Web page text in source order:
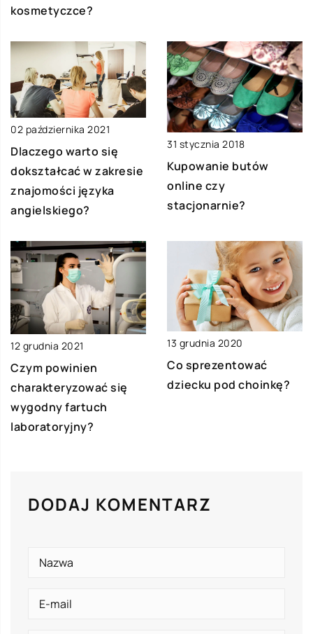
kosmetyczce?
02 października 2021
Dlaczego warto się
dokształcać w zakresie
znajomości języka
angielskiego?
31 stycznia 2018
Kupowanie butów
online czy
stacjonarnie?
12 grudnia 2021
Czym powinien
charakteryzować się
wygodny fartuch
laboratoryjny?
13 grudnia 2020
Co sprezentować
dziecku pod choinkę?
DODAJ KOMENTARZ